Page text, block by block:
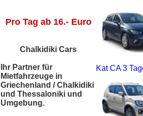
Pro Tag ab 16.- Euro
Chalkidiki Cars
Ihr Partner für
Mietfahrzeuge in
Griechenland / Chalkidiki
und Thessaloniki und
Umgebung.
Kat CA3